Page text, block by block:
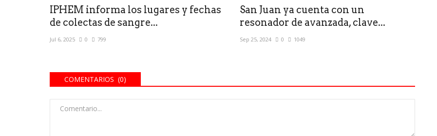
IPHEM informa los lugares y fechas
de colectas de sangre...
Jul 6, 2025 0 799
San Juan ya cuenta con un
resonador de avanzada, clave...
Sep 25, 2024 0 1049
COMENTARIOS (0)